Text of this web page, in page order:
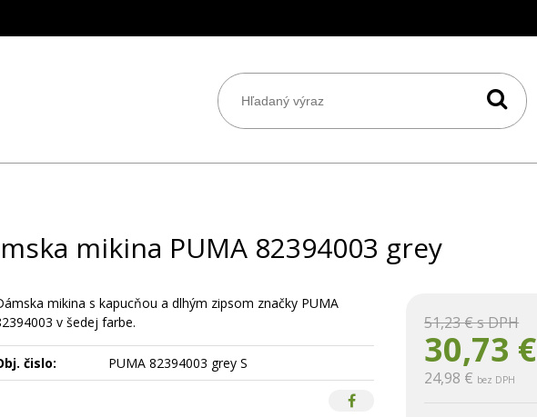
mikina PUMA 82394003 grey
51,23 €s DPH
30,73 €
24,98 € bez DPH
mikina s kapucňou a dlhým zipsom značky PUMA
v šedej farbe.
čislo: PUMA 82394003 grey S